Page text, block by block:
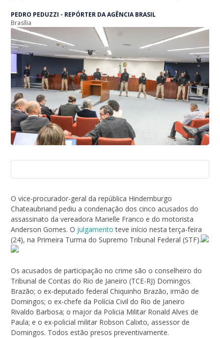
PEDRO PEDUZZI - REPÓRTER DA AGÊNCIA BRASIL
Brasília
O vice-procurador-geral da república Hindemburgo
Chateaubriand pediu a condenação dos cinco acusados do
assassinato da vereadora Marielle Franco e do motorista
Anderson Gomes. O julgamentoteve início nesta terça-feira
(24), na Primeira Turma do Supremo Tribunal Federal (STF).
Os acusados de participação no crime são o conselheiro do
Tribunal de Contas do Rio de Janeiro (TCE-RJ) Domingos
Brazão; o ex-deputado federal Chiquinho Brazão, irmão de
Domingos; o ex-chefe da Polícia Civil do Rio de Janeiro
Rivaldo Barbosa; o major da Policia Militar Ronald Alves de
Paula; e o ex-policial militar Robson Calixto, assessor de
Domingos. Todos estão presos preventivamente.